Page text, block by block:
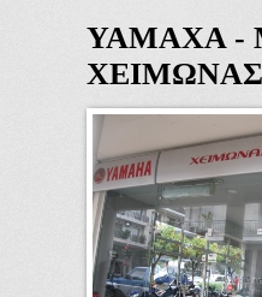
ΥΑΜΑΧΑ -
ΧΕΙΜΩΝΑΣ